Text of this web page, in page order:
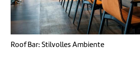
Roof Bar: Stilvolles Ambiente